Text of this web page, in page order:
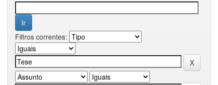
Filtros correntes: